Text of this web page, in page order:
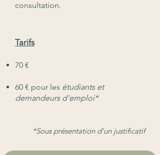
consultation.
Tarifs
70 €
60 € pour les étudiants et
demandeurs d'emploi*
*Sous présentation d'un justificatif